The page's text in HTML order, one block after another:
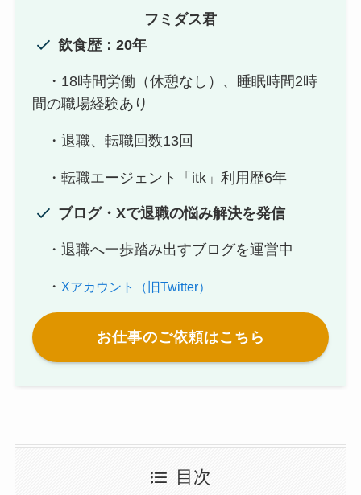
フミダス君
飲食歴：20年
・18時間労働（休憩なし）、睡眠時間2時
間の職場経験あり
・退職、転職回数13回
・転職エージェント「itk」利用歴6年
ブログ・Xで退職の悩み解決を発信
・退職へ一歩踏み出すブログを運営中
・Xアカウント（旧Twitter）
お仕事のご依頼はこちら
目次